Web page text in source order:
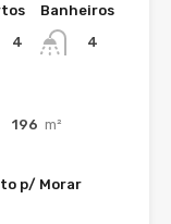
4
Banheiros
4
196 m²
p/ Morar